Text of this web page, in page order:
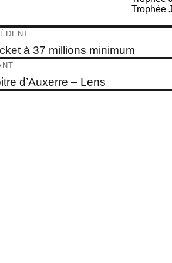
Trophée
:
à 37 millions minimum
:
d’Auxerre – Lens